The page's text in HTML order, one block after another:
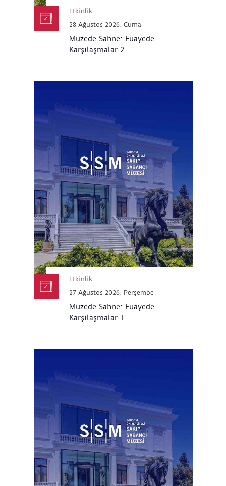
Etkinlik
28 Ağustos 2026, Cuma
Müzede Sahne: Fuayede
Karşılaşmalar 2
Etkinlik
27 Ağustos 2026, Perşembe
Müzede Sahne: Fuayede
Karşılaşmalar 1